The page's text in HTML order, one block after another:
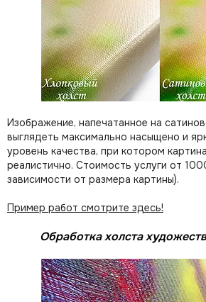
Изображение, напечатанное на
выглядеть максимально насыщено и
уровень качества, при котором
реалистично. Стоимость услуги от
зависимости от размера картины).
Пример работ смотрите здесь!
Обработка холста